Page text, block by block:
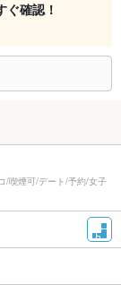
確認！
/喫煙可/デート/予約/女子